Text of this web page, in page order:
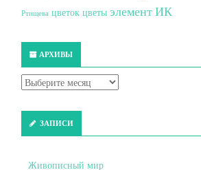
Ртищева цветок цветы элемент ИК
АРХИВЫ
ЗАПИСИ
Живописный мир